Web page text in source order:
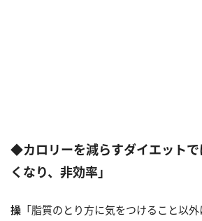
◆カロリーを減らすダイエットで
くなり、非効率」
操 「脂質のとり方に気をつけること以